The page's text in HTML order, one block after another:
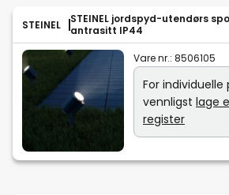
STEINEL
STEINEL jordspyd-utendørs
antrasitt IP44
Vare nr.: 8506105
For individuelle
vennligst lage
register